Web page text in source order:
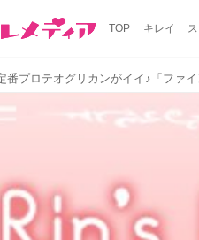
TOP キレイ